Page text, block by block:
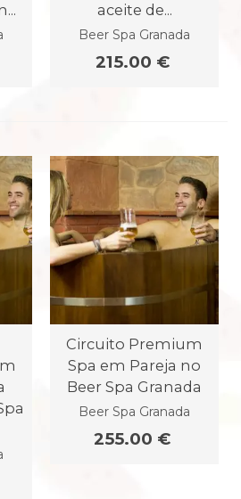
aceite de...
Beer Spa Granada
215.00 €
Circuito Premium
Spa em Pareja no
Beer Spa Granada
Beer Spa Granada
255.00 €